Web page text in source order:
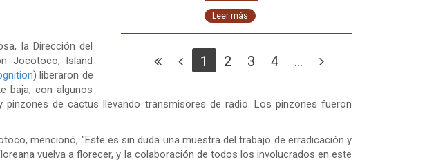
Leer más
1 2 3 4 ...
la Dirección del
Jocotoco, Island
) liberaron de
baja, con algunos
de cactus llevando transmisores de radio. Los pinzones fueron
mencionó, "Este es sin duda una muestra del trabajo de erradicación y
vuelva a florecer, y la colaboración de todos los involucrados en este